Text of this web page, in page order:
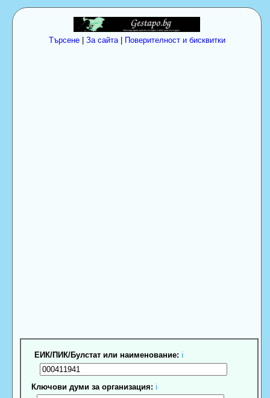
Търсене| За сайта| Поверителност и бисквитки
ЕИК/ПИК/Булстат или наименование: ℹ
Ключови думи за организация: ℹ